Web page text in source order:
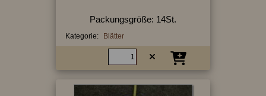
Packungsgröße: 14St.
Kategorie: Blätter